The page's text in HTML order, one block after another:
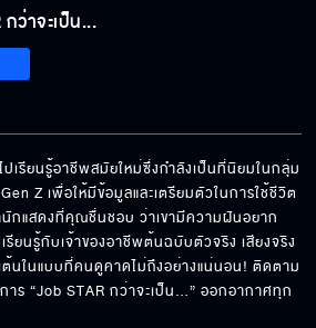
“จีน่า ญีนา” สานฝันการเป็นนางงาม ได้ “แอนโท
“สามารถ พยัคฆ์อรุณ” รับหน้าที่โค้ชพิเศษ
“ อแมนด้า ” พามาเรียนรู้วิธีการจัดดอกไม้ ว่าจะ
ยากหรือง่ายกันแน่
ว่าจะเป็น...
เรียนรู้อาชีพสมัยใหม่ซึ่งกำลังเป็นที่นิยมในกลุ่ม
Z เพื่อให้มีข้อมูลและเตรียมตัวในการใช้ชีวิต
กแสดงที่คุณชื่นชอบ ว่าเขามีความฝันอยาก
รียนรู้กับเจ้าของอาชีพต้นฉบับตัวจริง เสียงจริง
นในแบบที่คนดูคาดไม่ถึงอย่างแน่นอน! ติดตาม
ร “Job STAR กว่าจะเป็น…” ออกอากาศทุก